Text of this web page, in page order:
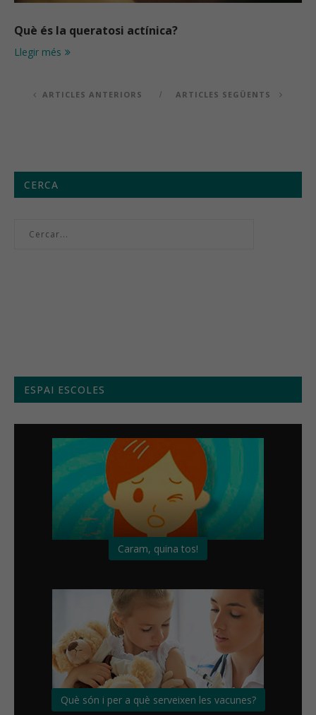
Què és la queratosi actínica?
Llegir més
ARTICLES ANTERIORS ARTICLES SEGÜENTS
CERCA
ESPAI ESCOLES
Caram, quina tos!
Què són i per a què serveixen les vacunes?